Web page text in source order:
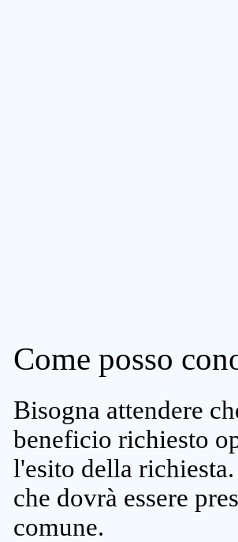
Come posso
Bisogna attendere
beneficio richiesto
l'esito della
che dovrà essere
comune.